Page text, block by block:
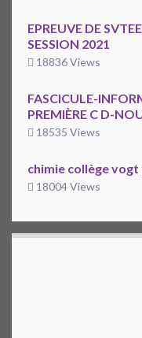
EPREUVE DE
SESSION 2021
18836 Views
FASCICULE-
PREMIÈRE C D-
18535 Views
chimie collège
18004 Views